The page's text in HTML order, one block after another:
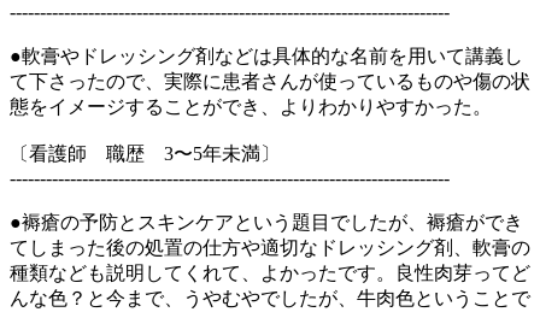
-------------------------------------------------------------------------
●軟膏やドレッシング剤などは具体的な名前を用いて講義し
て下さったので、実際に患者さんが使っているものや傷の状
態をイメージすることができ、よりわかりやすかった。
〔看護師 職歴 3〜5年未満〕
-------------------------------------------------------------------------
●褥瘡の予防とスキンケアという題目でしたが、褥瘡ができ
てしまった後の処置の仕方や適切なドレッシング剤、軟膏の
種類なども説明してくれて、よかったです。良性肉芽ってど
んな色？と今まで、うやむやでしたが、牛肉色ということで